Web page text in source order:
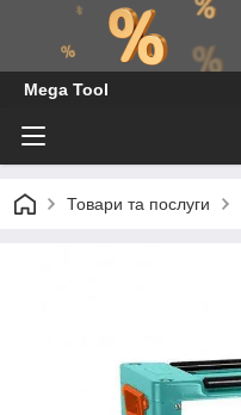
Mega Tool
Товари та послуги